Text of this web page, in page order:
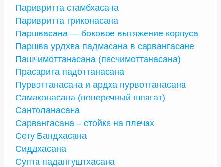
Паривритта стамбхасана
Паривритта триконасана
Паршвасана — боковое вытяжение корпуса
Паршва урдхва падмасана в сарвангасане
Пашчимоттанасана (пасчимоттанасана)
Прасарита падоттанасана
Пурвоттанасана и ардха пурвоттанасана
Самаконасана (поперечный шпагат)
Сантоланасана
Сарвангасана – стойка на плечах
Сету Бандхасана
Сиддхасана
Супта падангуштхасана